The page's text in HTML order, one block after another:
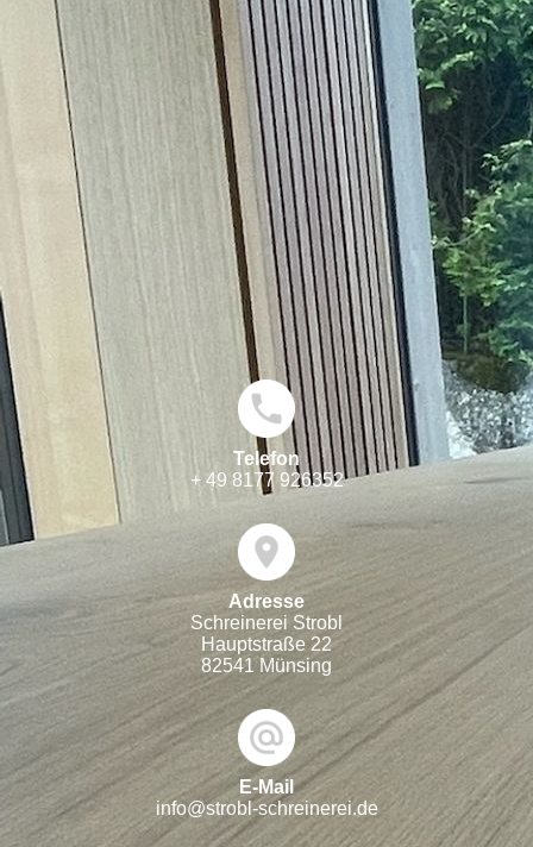
Schlafzimmer
Telefon
+ 49 8177 926352
Adresse
Schreinerei Strobl
Hauptstraße 22
82541 Münsing
E-Mail
info@strobl-schreinerei.de